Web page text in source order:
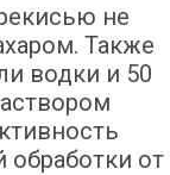
не
Также
водки и 50
обработки от